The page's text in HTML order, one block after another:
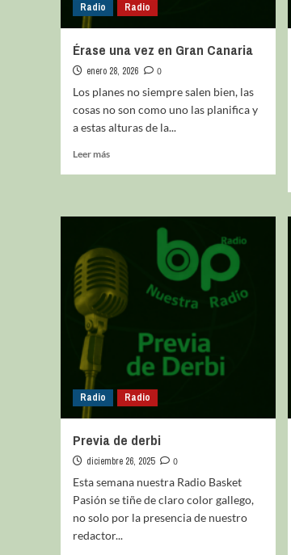
Radio Radio
Érase una vez en Gran Canaria
enero 28, 2026
0
Los planes no siempre salen bien, las
cosas no son como uno las planifica y
a estas alturas de la...
Leer más
Radio Radio
Previa de derbi
diciembre 26, 2025
0
Esta semana nuestra Radio Basket
Pasión se tiñe de claro color gallego,
no solo por la presencia de nuestro
redactor...